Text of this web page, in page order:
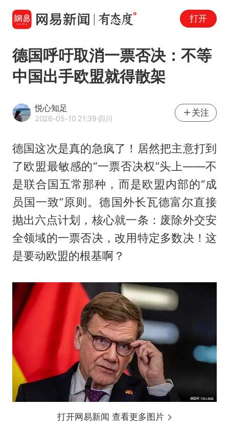
打开
德国呼吁取消一票否决：不等
中国出手欧盟就得散架
悦心知足
2026-05-10 21:39·四川
关注
德国这次是真的急疯了！居然把主意打到
了欧盟最敏感的“一票否决权”头上——不
是联合国五常那种，而是欧盟内部的“成
员国一致”原则。德国外长瓦德富尔直接
抛出六点计划，核心就一条：废除外交安
全领域的一票否决，改用特定多数决！这
是要动欧盟的根基啊？
打开网易新闻 查看更多图片